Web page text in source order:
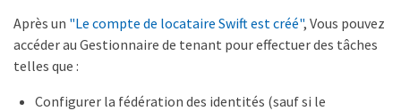
Après un "Le compte de locataire Swift est créé", Vous pouvez
accéder au Gestionnaire de tenant pour effectuer des tâches
telles que :
Configurer la fédération des identités (sauf si le